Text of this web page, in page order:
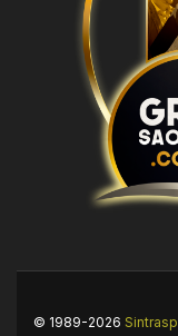
© 1989-2026 Sintrasp